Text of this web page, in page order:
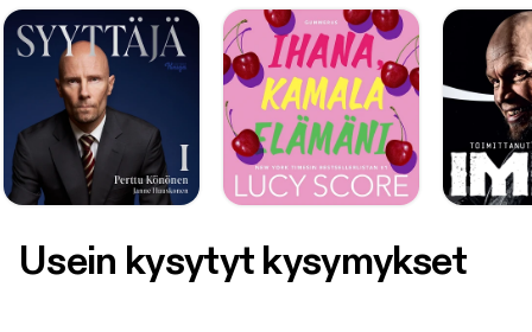
Usein kysytyt kysymykset